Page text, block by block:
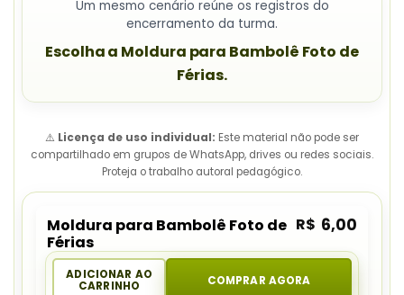
Um mesmo cenário reúne os registros do
encerramento da turma.
Escolha a Moldura para Bambolê Foto de
Férias.
⚠️ Licença de uso individual: Este material não pode ser
compartilhado em grupos de WhatsApp, drives ou redes sociais.
Proteja o trabalho autoral pedagógico.
Moldura para Bambolê Foto de
Férias
R$ 6,00
ADICIONAR AO
CARRINHO
COMPRAR AGORA